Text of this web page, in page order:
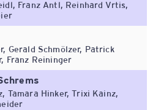
Franz Antl, Reinhard Vrtis,
Gerald Schmölzer, Patrick
Franz Reininger
Tamara Hinker, Trixi Kainz,